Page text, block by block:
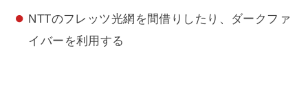
NTTのフレッツ光網を間借りしたり、ダークファ
イバーを利用する